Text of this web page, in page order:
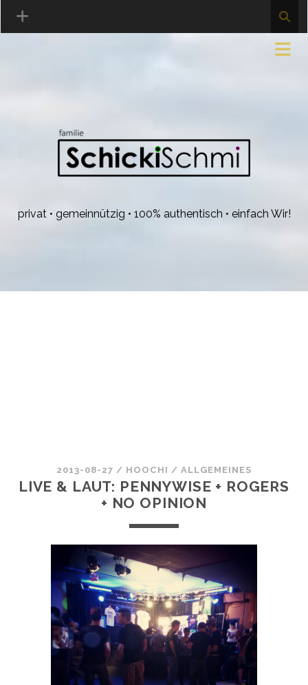
privat • gemeinnützig • 100% authentisch • einfach Wir!
2013-08-27 / HOOCHI / ALLGEMEINES
LIVE & LAUT: PENNYWISE + ROGERS
+ NO OPINION